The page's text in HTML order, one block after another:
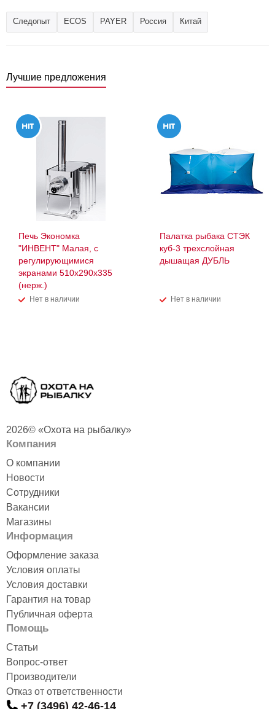
Следопыт ECOS PAYER Россия Китай
Лучшие предложения
Печь Экономка
"ИНВЕНТ" Малая, с
регулирующимися
экранами 510х290х335
(нерж.)
Нет в наличии
Палатка рыбака СТЭК
куб-3 трехслойная
дышащая ДУБЛЬ
Нет в наличии
2026© «Охота на рыбалку»
Компания
О компании
Новости
Сотрудники
Вакансии
Магазины
Информация
Оформление заказа
Условия оплаты
Условия доставки
Гарантия на товар
Публичная оферта
Помощь
Статьи
Вопрос-ответ
Производители
Отказ от ответственности
+7 (3496) 42-46-14